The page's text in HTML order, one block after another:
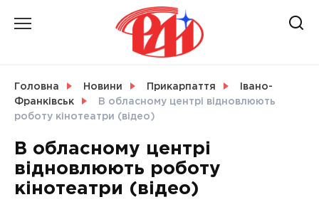
СВІТ
УКРАЇНА
Головна Новини Прикарпаття
Івано-
Франківськ
В обласному центрі відновлюють
роботу кінотеатри (відео)
В обласному центрі
відновлюють роботу
кінотеатри (відео)